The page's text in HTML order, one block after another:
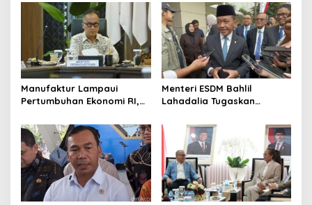
Akuntabilitas Balita
Manufaktur Lampaui
Pertumbuhan Ekonomi RI,
Soroti Keberhasilan
Industrialisasi
Menteri ESDM Bahlil
Lahadalia Tugaskan
Pengadaan Migas dan
Pengawasan Kualitas BBM